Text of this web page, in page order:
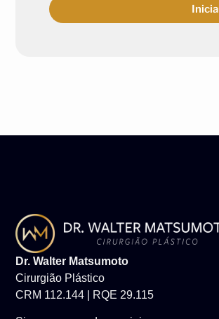
Dr. Walter Matsumoto
Cirurgião Plástico
CRM 112.144 | RQE 29.115